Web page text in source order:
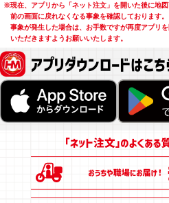
※現在、アプリから「ネット注文」を開いた後に地図
前の画面に戻れなくなる事象を確認しております。
事象が発生した場合は、お手数ですが再度アプリ
いただきますようお願いいたします。
アプリダウンロードはこち